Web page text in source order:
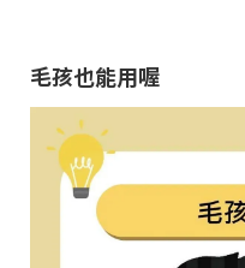
毛孩也能用喔